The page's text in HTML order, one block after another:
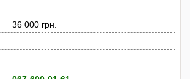
36 000 грн.